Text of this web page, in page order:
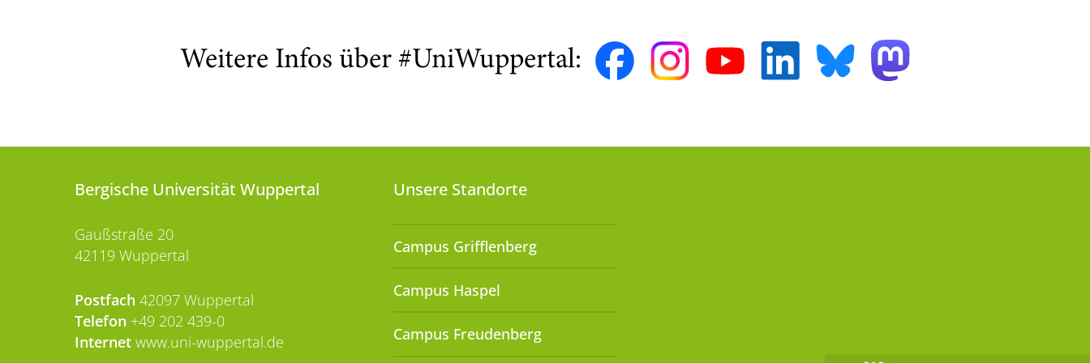
Weitere Infos über #UniWuppertal:
Bergische Universität Wuppertal
Gaußstraße 20
42119 Wuppertal
Postfach 42097 Wuppertal
Telefon +49 202 439-0
Internet www.uni-wuppertal.de
Unsere Standorte
Campus Grifflenberg
Campus Haspel
Campus Freudenberg